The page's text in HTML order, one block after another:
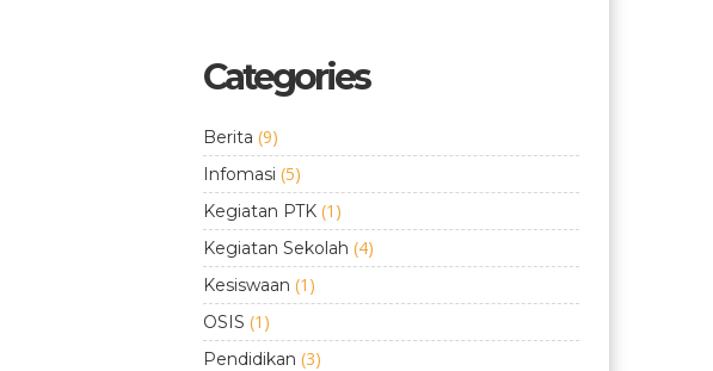
Categories
Berita (9)
Infomasi (5)
Kegiatan PTK (1)
Kegiatan Sekolah (4)
Kesiswaan (1)
OSIS (1)
Pendidikan (3)